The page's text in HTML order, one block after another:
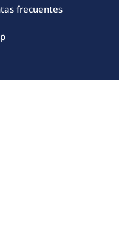
frecuentes